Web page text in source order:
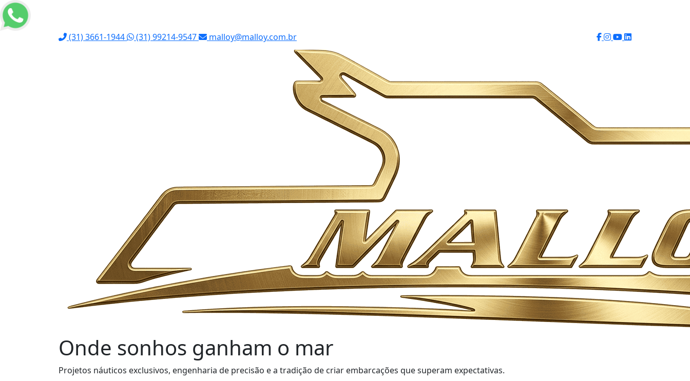
(31) 3661-1944 (31) 99214-9547 malloy@malloy.com.br
Onde sonhos ganham o mar
Projetos náuticos exclusivos, engenharia de precisão e a tradição de criar embarcações que superam expectativas.